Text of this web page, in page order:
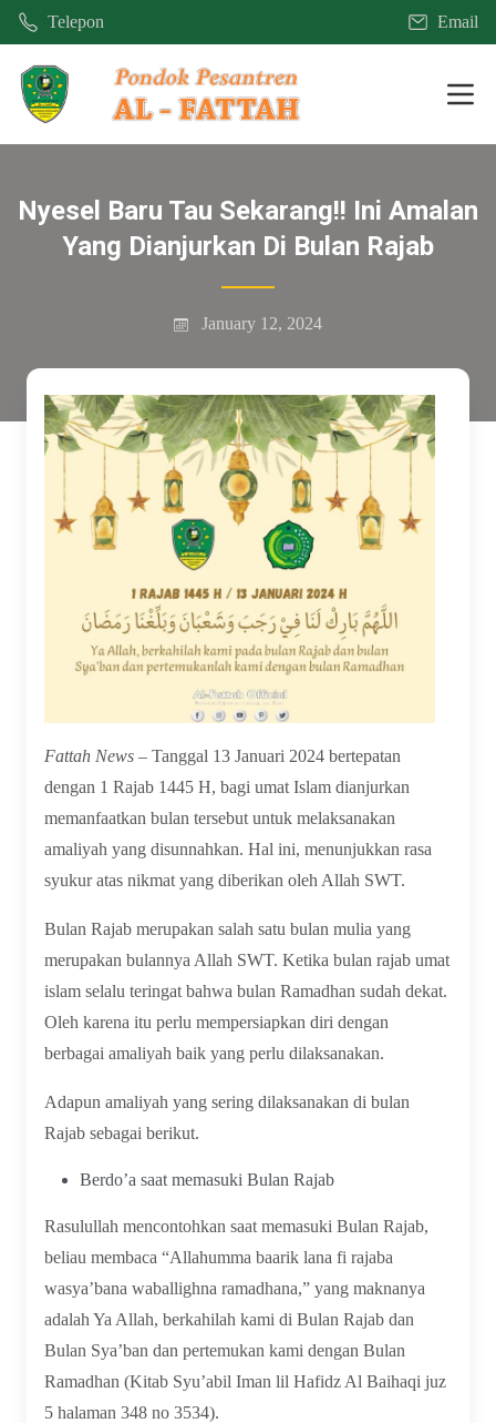
Telepon Email
Nyesel Baru Tau Sekarang!! Ini Amalan
Yang Dianjurkan Di Bulan Rajab
January 12, 2024
Fattah News – Tanggal 13 Januari 2024 bertepatan
dengan 1 Rajab 1445 H, bagi umat Islam dianjurkan
memanfaatkan bulan tersebut untuk melaksanakan
amaliyah yang disunnahkan. Hal ini, menunjukkan rasa
syukur atas nikmat yang diberikan oleh Allah SWT.
Bulan Rajab merupakan salah satu bulan mulia yang
merupakan bulannya Allah SWT. Ketika bulan rajab umat
islam selalu teringat bahwa bulan Ramadhan sudah dekat.
Oleh karena itu perlu mempersiapkan diri dengan
berbagai amaliyah baik yang perlu dilaksanakan.
Adapun amaliyah yang sering dilaksanakan di bulan
Rajab sebagai berikut.
Berdo’a saat memasuki Bulan Rajab
Rasulullah mencontohkan saat memasuki Bulan Rajab,
beliau membaca “Allahumma baarik lana fi rajaba
wasya’bana waballighna ramadhana,” yang maknanya
adalah Ya Allah, berkahilah kami di Bulan Rajab dan
Bulan Sya’ban dan pertemukan kami dengan Bulan
Ramadhan (Kitab Syu’abil Iman lil Hafidz Al Baihaqi juz
5 halaman 348 no 3534).